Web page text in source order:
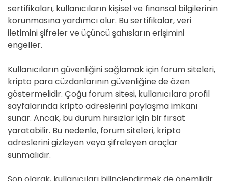
sertifikaları, kullanıcıların kişisel ve finansal bilgilerinin
korunmasına yardımcı olur. Bu sertifikalar, veri
iletimini şifreler ve üçüncü şahısların erişimini
engeller.
Kullanıcıların güvenliğini sağlamak için forum siteleri,
kripto para cüzdanlarının güvenliğine de özen
göstermelidir. Çoğu forum sitesi, kullanıcılara profil
sayfalarında kripto adreslerini paylaşma imkanı
sunar. Ancak, bu durum hırsızlar için bir fırsat
yaratabilir. Bu nedenle, forum siteleri, kripto
adreslerini gizleyen veya şifreleyen araçlar
sunmalıdır.